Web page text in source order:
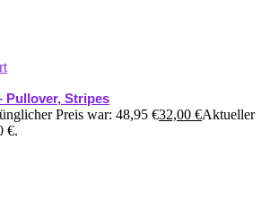
Pullover, Stripes
Preis war: 48,95 €32,00 €Aktueller
€.